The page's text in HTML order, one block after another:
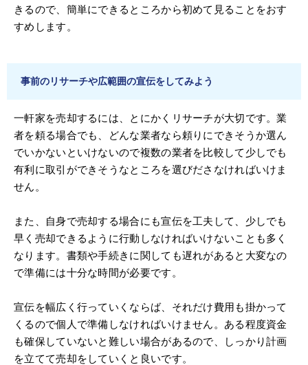
きるので、簡単にできるところから初めて見ることをおす
すめします。
事前のリサーチや広範囲の宣伝をしてみよう
一軒家を売却するには、とにかくリサーチが大切です。業
者を頼る場合でも、どんな業者なら頼りにできそうか選ん
でいかないといけないので複数の業者を比較して少しでも
有利に取引ができそうなところを選びださなければいけま
せん。
また、自身で売却する場合にも宣伝を工夫して、少しでも
早く売却できるように行動しなければいけないことも多く
なります。書類や手続きに関しても遅れがあると大変なの
で準備には十分な時間が必要です。
宣伝を幅広く行っていくならば、それだけ費用も掛かって
くるので個人で準備しなければいけません。ある程度資金
も確保していないと難しい場合があるので、しっかり計画
を立てて売却をしていくと良いです。